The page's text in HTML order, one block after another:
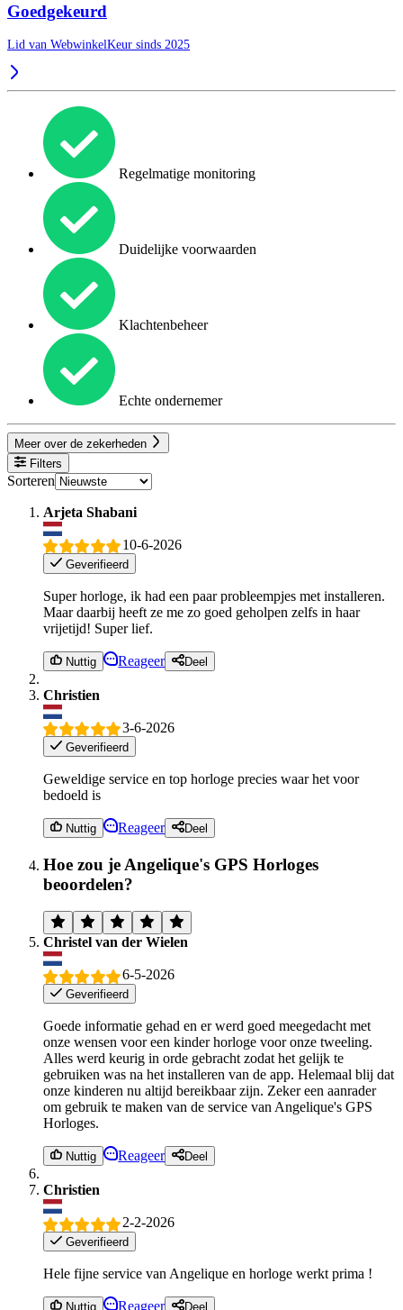
Goedgekeurd
Lid van WebwinkelKeur sinds 2025
Regelmatige monitoring
Duidelijke voorwaarden
Klachtenbeheer
Echte ondernemer
Meer over de zekerheden
Filters
Sorteren
Arjeta Shabani
10-6-2026
Geverifieerd
Super horloge, ik had een paar probleempjes met installeren.
Maar daarbij heeft ze me zo goed geholpen zelfs in haar
vrijetijd! Super lief.
Nuttig Reageer Deel
Christien
3-6-2026
Geverifieerd
Geweldige service en top horloge precies waar het voor
bedoeld is
Nuttig Reageer Deel
Hoe zou je Angelique's GPS Horloges
beoordelen?
Christel van der Wielen
6-5-2026
Geverifieerd
Goede informatie gehad en er werd goed meegedacht met
onze wensen voor een kinder horloge voor onze tweeling.
Alles werd keurig in orde gebracht zodat het gelijk te
gebruiken was na het installeren van de app. Helemaal blij dat
onze kinderen nu altijd bereikbaar zijn. Zeker een aanrader
om gebruik te maken van de service van Angelique's GPS
Horloges.
Nuttig Reageer Deel
Christien
2-2-2026
Geverifieerd
Hele fijne service van Angelique en horloge werkt prima !
Nuttig Reageer Deel